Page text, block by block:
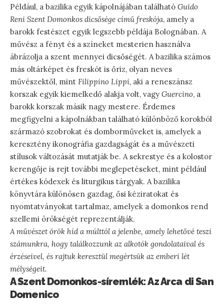
Például, a bazilika egyik kápolnájában található Guido
Reni Szent Domonkos dicsősége című freskója, amely a
barokk festészet egyik legszebb példája Bolognában. A
művész a fényt és a színeket mesterien használva
ábrázolja a szent mennyei dicsőségét. A bazilika számos
más oltárképet és freskót is őriz, olyan neves
művészektől, mint Filippino Lippi, aki a reneszánsz
korszak egyik kiemelkedő alakja volt, vagy Guercino, a
barokk korszak másik nagy mestere. Érdemes
megfigyelni a kápolnákban található különböző korokból
származó szobrokat és domborműveket is, amelyek a
keresztény ikonográfia gazdagságát és a művészeti
stílusok változását mutatják be. A sekrestye és a kolostor
kerengője is rejt további meglepetéseket, mint például
értékes kódexek és liturgikus tárgyak. A bazilika
könyvtára különösen gazdag, ősi kéziratokat és
nyomtatványokat tartalmaz, amelyek a domonkos rend
szellemi örökségét reprezentálják.
A művészet örök híd a múlttól a jelenbe, amely lehetővé teszi
számunkra, hogy találkozzunk az alkotók gondolataival és
érzéseivel, és rajtuk keresztül megértsük az emberi lét
mélységeit.
A Szent Domonkos-síremlék: Az Arca di San
Domenico